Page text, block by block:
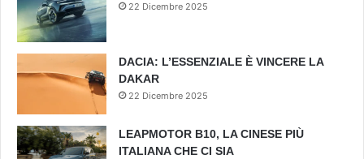
22 Dicembre 2025
DACIA: L’ESSENZIALE È VINCERE LA
DAKAR
22 Dicembre 2025
LEAPMOTOR B10, LA CINESE PIÙ
ITALIANA CHE CI SIA